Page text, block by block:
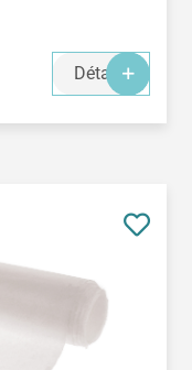
Détails